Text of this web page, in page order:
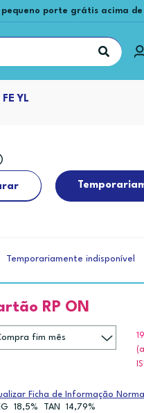
porte grátis acima de
YL
Temporariamente indisponível
RP ON
Ficha de Informação
18,5% TAN 14,79%